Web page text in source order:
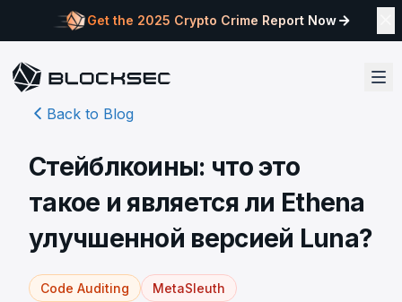
Get the 2025 Crypto Crime Report Now
Back to Blog
Стейблкоины: что это
такое и является ли Ethena
улучшенной версией Luna?
Code Auditing
MetaSleuth